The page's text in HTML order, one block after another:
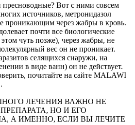
Вот с ними совсем
источников, метронидазол
проникающим через жабры в кровь.
почти все биологические
чуть позже), через жабры, не
вес он не проникает.
селящихся снаружи, на
в виде ванн) он не действует.
почитайте на сайте MALAWI
ЛЕЧЕНИЯ ВАЖНО НЕ
НО И ЕГО
А ИМЕННО, ЕСЛИ ВЫ ЛЕЧИТЕ